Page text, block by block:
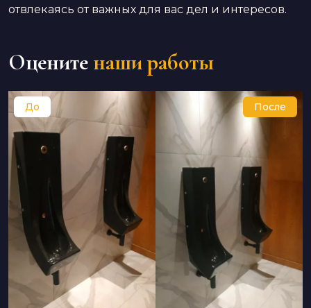
отвлекаясь от важных для вас дел и интересов.
Оцените наши работы